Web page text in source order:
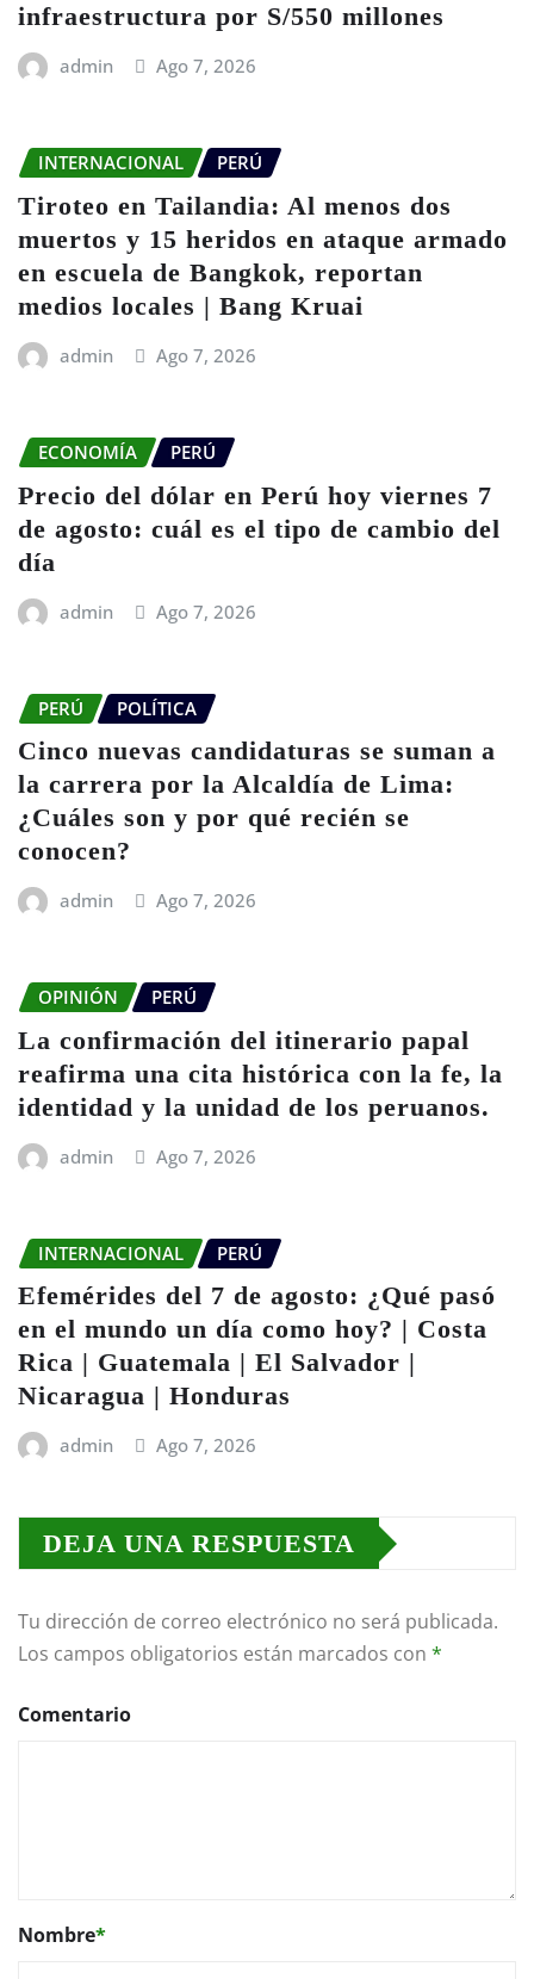
infraestructura por S/550 millones
admin Ago 7, 2026
INTERNACIONAL PERÚ
Tiroteo en Tailandia: Al menos dos
muertos y 15 heridos en ataque armado
en escuela de Bangkok, reportan
medios locales | Bang Kruai
admin Ago 7, 2026
ECONOMÍA PERÚ
Precio del dólar en Perú hoy viernes 7
de agosto: cuál es el tipo de cambio del
día
admin Ago 7, 2026
PERÚ POLÍTICA
Cinco nuevas candidaturas se suman a
la carrera por la Alcaldía de Lima:
¿Cuáles son y por qué recién se
conocen?
admin Ago 7, 2026
OPINIÓN PERÚ
La confirmación del itinerario papal
reafirma una cita histórica con la fe, la
identidad y la unidad de los peruanos.
admin Ago 7, 2026
INTERNACIONAL PERÚ
Efemérides del 7 de agosto: ¿Qué pasó
en el mundo un día como hoy? | Costa
Rica | Guatemala | El Salvador |
Nicaragua | Honduras
admin Ago 7, 2026
DEJA UNA RESPUESTA
Tu dirección de correo electrónico no será publicada.
Los campos obligatorios están marcados con *
Comentario
Nombre*